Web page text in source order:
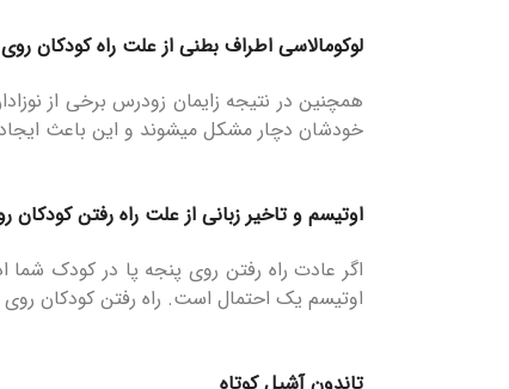
لوکومالاسی اطراف بطنی از علت راه کودکان
همچنین در نتیجه زایمان زودرس برخی از
خودشان دچار مشکل میشوند و این باعث ایجاد
اوتیسم و تاخیر زبانی از علت راه رفتن کودکان
اگر عادت راه رفتن روی پنجه پا در کودک شما
اوتیسم یک احتمال است. راه رفتن کودکان